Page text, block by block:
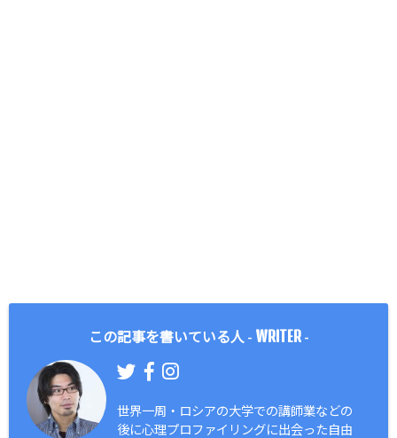
この記事を書いている人 - WRITER-
世界一周・ロシアの大学での講師業などの
後に心理プロファイリングに出会った自由